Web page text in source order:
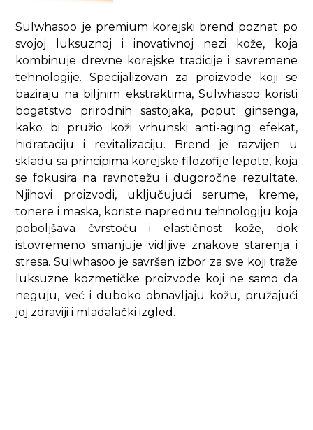
Sulwhasoo je premium korejski brend poznat po
svojoj luksuznoj i inovativnoj nezi kože, koja
kombinuje drevne korejske tradicije i savremene
tehnologije. Specijalizovan za proizvode koji se
baziraju na biljnim ekstraktima, Sulwhasoo koristi
bogatstvo prirodnih sastojaka, poput ginsenga,
kako bi pružio koži vrhunski anti-aging efekat,
hidrataciju i revitalizaciju. Brend je razvijen u
skladu sa principima korejske filozofije lepote, koja
se fokusira na ravnotežu i dugoročne rezultate.
Njihovi proizvodi, uključujući serume, kreme,
tonere i maska, koriste naprednu tehnologiju koja
poboljšava čvrstoću i elastičnost kože, dok
istovremeno smanjuje vidljive znakove starenja i
stresa. Sulwhasoo je savršen izbor za sve koji traže
luksuzne kozmetičke proizvode koji ne samo da
neguju, već i duboko obnavljaju kožu, pružajući
joj zdraviji i mladalački izgled.